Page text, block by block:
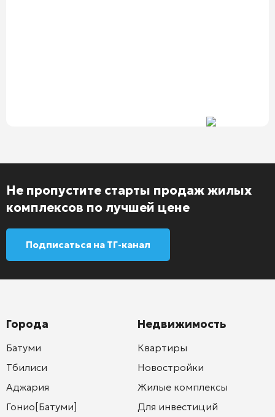
Не пропустите старты продаж жилых
комплексов по лучшей цене
Подписаться на ТГ-канал
Города
Батуми
Тбилиси
Аджария
Гонио[Батуми]
Недвижимость
Квартиры
Новостройки
Жилые комплексы
Для инвестиций